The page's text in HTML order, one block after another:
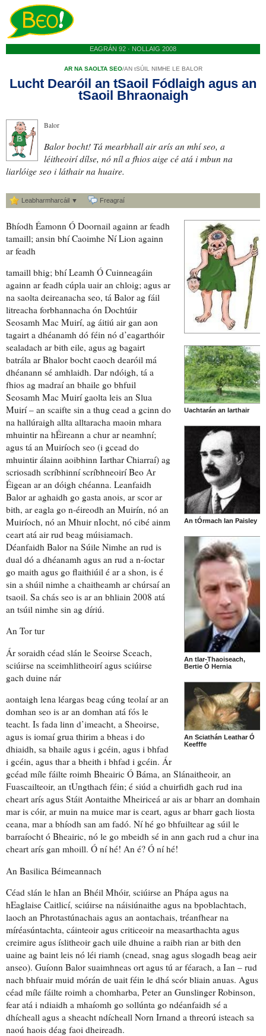
EAGRÁN 92 · NOLLAIG 2008
AR NA SAOLTA SEO/AN tSÚIL NIMHE LE BALOR
Lucht Dearóil an tSaoil Fódlaigh agus an
tSaoil Bhraonaigh
Balor
Balor bocht! Tá mearbhall air arís an mhí seo, a
léitheoirí dílse, nó níl a fhios aige cé atá i mbun na
liarlóige seo i láthair na huaire.
Leabharmharcáil ▼ Freagraí
Uachtarán an Iarthair
An tÓrmach Ian Paisley
An tIar-Thaoiseach,
Bertie Ó Hernia
An Sciathán Leathar Ó
Keefffe
Bhíodh Éamonn Ó Doornail againn ar feadh
tamaill; ansin bhí Caoimhe Ní Lion againn
ar feadh
tamaill bhig; bhí Leamh Ó Cuinneagáin
againn ar feadh cúpla uair an chloig; agus ar
na saolta deireanacha seo, tá Balor ag fáil
litreacha forbhannacha ón Dochtúir
Seosamh Mac Muirí, ag áitiú air gan aon
tagairt a dhéanamh dó féin nó d’eagarthóir
sealadach ar bith eile, agus ag bagairt
batrála ar Bhalor bocht caoch dearóil má
dhéanann sé amhlaidh. Dar ndóigh, tá a
fhios ag madraí an bhaile go bhfuil
Seosamh Mac Muirí gaolta leis an Slua
Muirí – an scaifte sin a thug cead a gcinn do
na hallúraigh allta alltaracha maoin mhara
mhuintir na hÉireann a chur ar neamhní;
agus tá an Muiríoch seo (i gcead do
mhuintir álainn aoibhinn Iarthar Chiarraí) ag
scriosadh scríbhinní scríbhneoirí Beo Ar
Éigean ar an dóigh chéanna. Leanfaidh
Balor ar aghaidh go gasta anois, ar scor ar
bith, ar eagla go n-éireodh an Muirín, nó an
Muiríoch, nó an Mhuir nIocht, nó cibé ainm
ceart atá air rud beag múisiamach.
Déanfaidh Balor na Súile Nimhe an rud is
dual dó a dhéanamh agus an rud a n-íoctar
go maith agus go flaithiúil é ar a shon, is é
sin a shúil nimhe a chaitheamh ar chúrsaí an
tsaoil. Sa chás seo is ar an bhliain 2008 atá
an tsúil nimhe sin ag díriú.
An Tor tur
Ár soraidh céad slán le Seoirse Sceach,
sciúirse na sceimhlitheoirí agus sciúirse
gach duine nár
aontaigh lena léargas beag cúng teolaí ar an
domhan seo is ar an domhan atá fós le
teacht. Is fada linn d’imeacht, a Sheoirse,
agus is iomaí grua thirim a bheas i do
dhiaidh, sa bhaile agus i gcéin, agus i bhfad
i gcéin, agus thar a bheith i bhfad i gcéin. Ár
gcéad míle fáilte roimh Bheairic Ó Báma, an Slánaitheoir, an
Fuascailteoir, an tUngthach féin; é siúd a chuirfidh gach rud ina
cheart arís agus Stáit Aontaithe Mheiriceá ar ais ar bharr an domhain
mar is cóir, ar muin na muice mar is ceart, agus ar bharr gach liosta
ceana, mar a bhíodh san am fadó. Ní hé go bhfuiltear ag súil le
barraíocht ó Bheairic, nó le go mbeidh sé in ann gach rud a chur ina
cheart arís gan mhoill. Ó ní hé! An é? Ó ní hé!
An Basilica Béimeannach
Céad slán le hIan an Bhéil Mhóir, sciúirse an Phápa agus na
hEaglaise Caitlicí, sciúirse na náisiúnaithe agus na bpoblachtach,
laoch an Phrotastúnachais agus an aontachais, tréanfhear na
míréasúntachta, cáinteoir agus criticeoir na measarthachta agus
creimire agus íslitheoir gach uile dhuine a raibh rian ar bith den
uaine ag baint leis nó léi riamh (cnead, snag agus slogadh beag aeir
anseo). Guíonn Balor suaimhneas ort agus tú ar féarach, a Ian – rud
nach bhfuair muid mórán de uait féin le dhá scór bliain anuas. Agus
céad míle fáilte roimh a chomharba, Peter an Gunslinger Robinson,
fear atá i ndiaidh a mhaíomh go sollúnta go ndéanfaidh sé a
dhícheall agus a sheacht ndícheall Norn Irnand a threorú isteach sa
naoú haois déag faoi dheireadh.